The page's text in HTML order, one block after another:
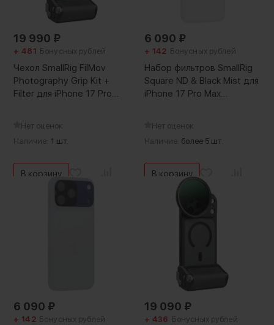
19 990 ₽
+ 481 Бонусных рублей
Чехол SmallRig FilMov
Photography Grip Kit +
Filter для iPhone 17 Pro
Нет оценок
Наличие: 1 шт.
В корзину
6 090 ₽
+ 142 Бонусных рублей
Набор фильтров SmallRig
Square ND & Black Mist для
iPhone 17 Pro Max
Нет оценок
Наличие: более 5 шт.
В корзину
6 090 ₽
+ 142 Бонусных рублей
19 090 ₽
+ 436 Бонусных рублей